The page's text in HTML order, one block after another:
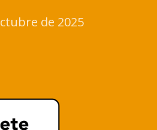
de 2025